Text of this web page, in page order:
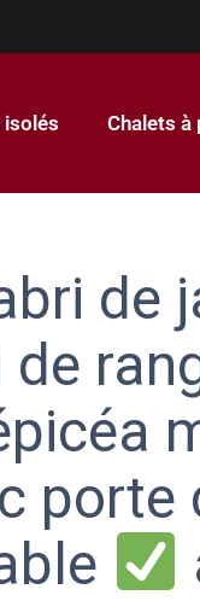
isolés Chalets à
de
de
porte